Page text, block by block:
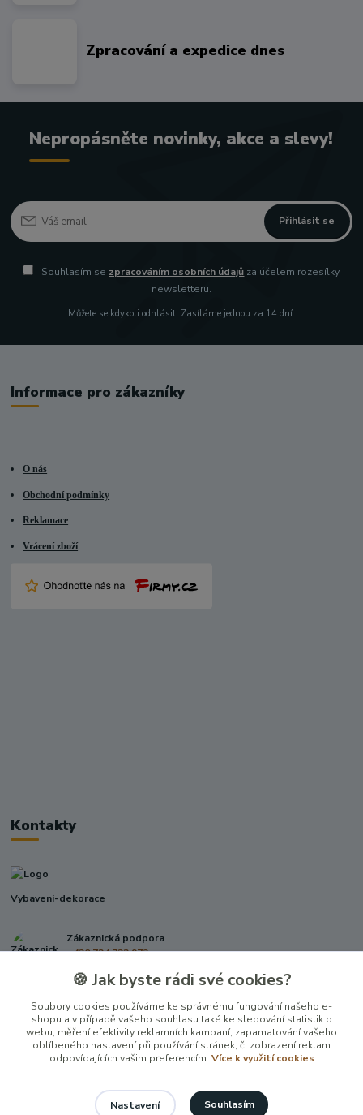
Zpracování a expedice dnes
Nepropásněte novinky, akce a slevy!
Přihlásit se
Souhlasím se zpracováním osobních údajů za účelem rozesílky
newsletteru.
Můžete se kdykoli odhlásit. Zasíláme jednou za 14 dní.
Informace pro zákazníky
O nás
Obchodní podmínky
Reklamace
Vrácení zboží
Kontakty
Vybaveni-dekorace
Zákaznická podpora
+420 724 722 973
info@vybaveni-dekorace.cz
🍪 Jak byste rádi své cookies?
Soubory cookies používáme ke správnému fungování našeho e-
shopu a v případě vašeho souhlasu také ke sledování statistik o
webu, měření efektivity reklamních kampaní, zapamatování vašeho
oblíbeného nastavení při používání stránek, či zobrazení reklam
odpovídajících vašim preferencím. Více k využití cookies
Nastavení Souhlasím